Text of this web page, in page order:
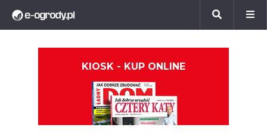
KIOSK - KUP ONLINE